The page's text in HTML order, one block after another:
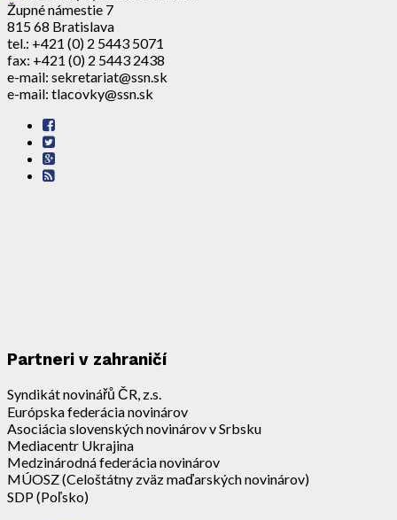
Župné námestie 7
815 68 Bratislava
tel.: +421 (0) 2 5443 5071
fax: +421 (0) 2 5443 2438
e-mail: sekretariat@ssn.sk
e-mail: tlacovky@ssn.sk
Partneri v zahraničí
Syndikát novinářů ČR, z.s.
Európska federácia novinárov
Asociácia slovenských novinárov v Srbsku
Mediacentr Ukrajina
Medzinárodná federácia novinárov
MÚOSZ (Celoštátny zväz maďarských novinárov)
SDP (Poľsko)